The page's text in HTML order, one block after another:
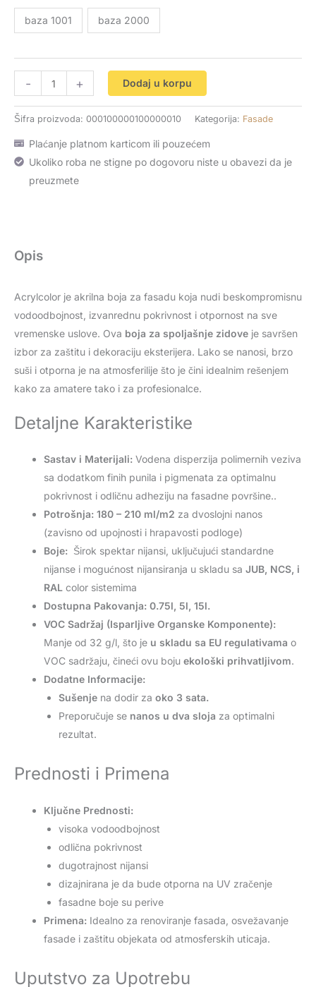
baza 1001 baza 2000
- + Dodaj u korpu
Šifra proizvoda: 000100000100000010 Kategorija: Fasade
Plaćanje platnom karticom ili pouzećem
Ukoliko roba ne stigne po dogovoru niste u obavezi da je
preuzmete
Opis
Acrylcolor je akrilna boja za fasadu koja nudi beskompromisnu
vodoodbojnost, izvanrednu pokrivnost i otpornost na sve
vremenske uslove. Ova boja za spoljašnje zidove je savršen
izbor za zaštitu i dekoraciju eksterijera. Lako se nanosi, brzo
suši i otporna je na atmosferilije što je čini idealnim rešenjem
kako za amatere tako i za profesionalce.
Detaljne Karakteristike
Sastav i Materijali: Vodena disperzija polimernih veziva
sa dodatkom finih punila i pigmenata za optimalnu
pokrivnost i odličnu adheziju na fasadne površine..
Potrošnja: 180 – 210 ml/m2 za dvoslojni nanos
(zavisno od upojnosti i hrapavosti podloge)
Boje: Širok spektar nijansi, uključujući standardne
nijanse i mogućnost nijansiranja u skladu sa JUB, NCS, i
RAL color sistemima
Dostupna Pakovanja: 0.75l, 5l, 15l.
VOC Sadržaj (Isparljive Organske Komponente):
Manje od 32 g/l, što je u skladu sa EU regulativama o
VOC sadržaju, čineći ovu boju ekološki prihvatljivom.
Dodatne Informacije:
Sušenje na dodir za oko 3 sata.
Preporučuje se nanos u dva sloja za optimalni
rezultat.
Prednosti i Primena
Ključne Prednosti:
visoka vodoodbojnost
odlična pokrivnost
dugotrajnost nijansi
dizajnirana je da bude otporna na UV zračenje
fasadne boje su perive
Primena: Idealno za renoviranje fasada, osvežavanje
fasade i zaštitu objekata od atmosferskih uticaja.
Uputstvo za Upotrebu